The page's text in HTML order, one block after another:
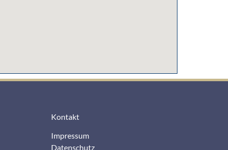
Kontakt
Impressum
Datenschutz